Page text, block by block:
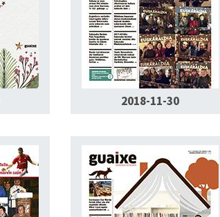
2018-11-30